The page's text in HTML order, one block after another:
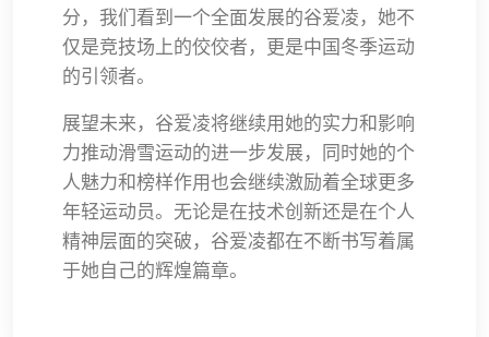
分，我们看到一个全面发展的谷爱凌，她不
仅是竞技场上的佼佼者，更是中国冬季运动
的引领者。
展望未来，谷爱凌将继续用她的实力和影响
力推动滑雪运动的进一步发展，同时她的个
人魅力和榜样作用也会继续激励着全球更多
年轻运动员。无论是在技术创新还是在个人
精神层面的突破，谷爱凌都在不断书写着属
于她自己的辉煌篇章。